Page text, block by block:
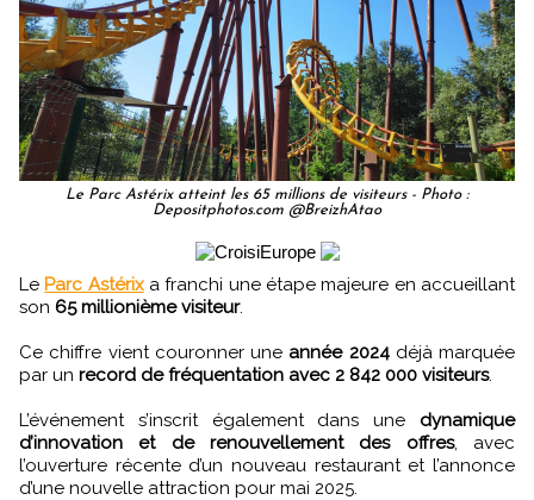
Le Parc Astérix atteint les 65 millions de visiteurs - Photo :
Depositphotos.com @BreizhAtao
Le Parc Astérixa franchi une étape majeure en accueillant
son 65 millionième visiteur.
Ce chiffre vient couronner une année 2024déjà marquée
par un record de fréquentation avec 2 842 000 visiteurs.
L’événement s’inscrit également dans une dynamique
d’innovation et de renouvellement des offres, avec
l’ouverture récente d’un nouveau restaurant et l’annonce
d’une nouvelle attraction pour mai 2025.